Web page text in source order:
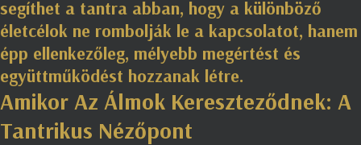
segíthet a tantra abban, hogy a különböző
életcélok ne rombolják le a kapcsolatot, hanem
épp ellenkezőleg, mélyebb megértést és
együttműködést hozzanak létre.
Amikor Az Álmok Kereszteződnek: A
Tantrikus Nézőpont